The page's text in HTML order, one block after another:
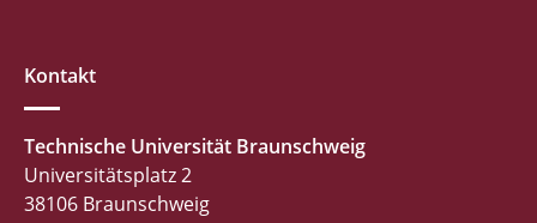
Kontakt
Technische Universität Braunschweig
Universitätsplatz 2
38106 Braunschweig